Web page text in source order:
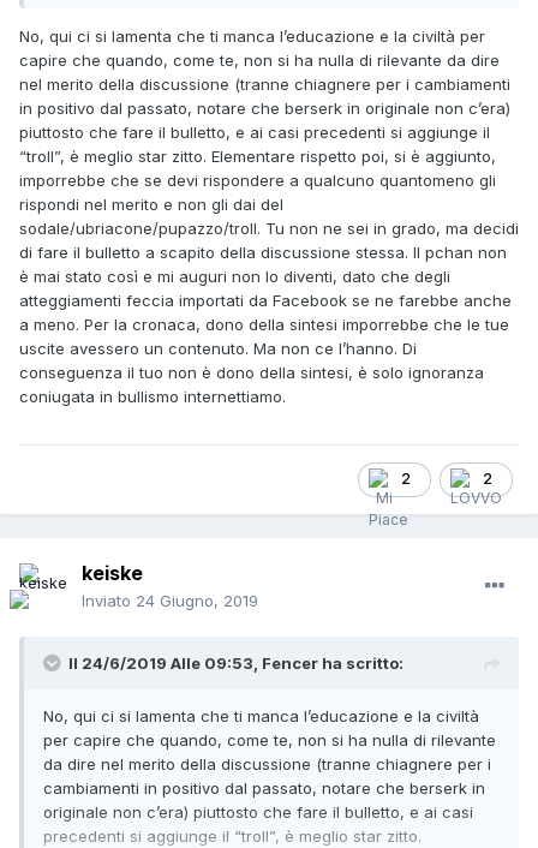
No, qui ci si lamenta che ti manca l’educazione e la civiltà per
capire che quando, come te, non si ha nulla di rilevante da dire
nel merito della discussione (tranne chiagnere per i cambiamenti
in positivo dal passato, notare che berserk in originale non c’era)
piuttosto che fare il bulletto, e ai casi precedenti si aggiunge il
“troll”, è meglio star zitto. Elementare rispetto poi, si è aggiunto,
imporrebbe che se devi rispondere a qualcuno quantomeno gli
rispondi nel merito e non gli dai del
sodale/ubriacone/pupazzo/troll. Tu non ne sei in grado, ma decidi
di fare il bulletto a scapito della discussione stessa. Il pchan non
è mai stato così e mi auguri non lo diventi, dato che degli
atteggiamenti feccia importati da Facebook se ne farebbe anche
a meno. Per la cronaca, dono della sintesi imporrebbe che le tue
uscite avessero un contenuto. Ma non ce l’hanno. Di
conseguenza il tuo non è dono della sintesi, è solo ignoranza
coniugata in bullismo internettiamo.
2 2
keiske
Inviato 24 Giugno, 2019
Il 24/6/2019 Alle 09:53, Fencer ha scritto:
No, qui ci si lamenta che ti manca l’educazione e la civiltà
per capire che quando, come te, non si ha nulla di rilevante
da dire nel merito della discussione (tranne chiagnere per i
cambiamenti in positivo dal passato, notare che berserk in
originale non c’era) piuttosto che fare il bulletto, e ai casi
precedenti si aggiunge il “troll”, è meglio star zitto.